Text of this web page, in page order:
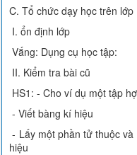
C. Tổ chức dạy học trên lớp
I. ổn định lớp
Vắng: Dụng cụ học tập:
II. Kiểm tra bài cũ
HS1: - Cho ví dụ một tập
- Viết bàng kí hiệu
- Lấy một phần tử thuộc
hiệu